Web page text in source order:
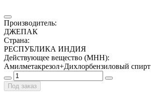
Производитель:
ДЖЕПАК
Страна:
РЕСПУБЛИКА ИНДИЯ
Действующее вещество (МНН):
Амилметакрезол+Дихлорбензиловый спирт
Под заказ